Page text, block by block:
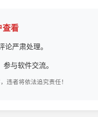
查看
论严肃处理。
与软件交流。
违者将依法追究责任！